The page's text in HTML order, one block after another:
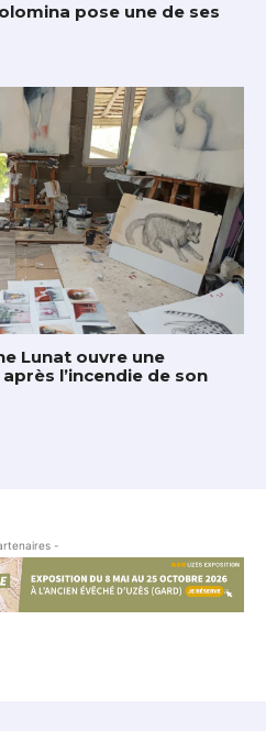
pose une de ses
Lunat ouvre une
l’incendie de son
-